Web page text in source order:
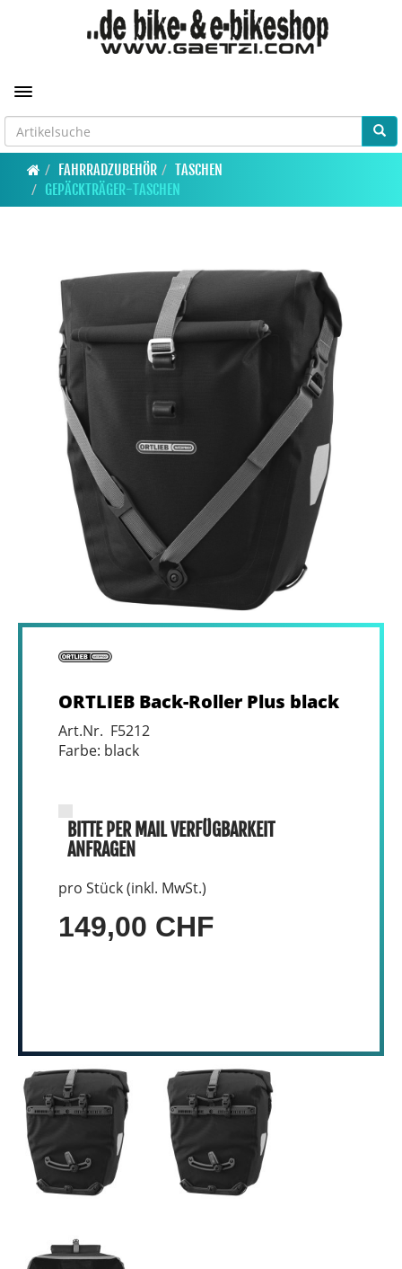
Toggle navigation
FAHRRADZUBEHÖR
TASCHEN
GEPÄCKTRÄGER-TASCHEN
ORTLIEB Back-Roller Plus black
Art.Nr. F5212
Farbe: black
BITTE PER MAIL VERFÜGBARKEIT
ANFRAGEN
pro Stück (inkl. MwSt.)
149,00 CHF